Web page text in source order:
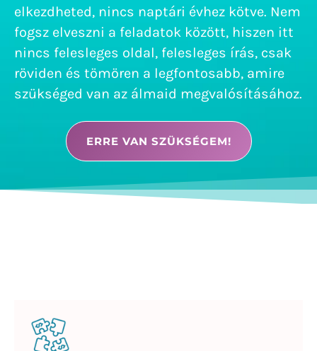
elkezdheted, nincs naptári évhez kötve. Nem
fogsz elveszni a feladatok között, hiszen itt
nincs felesleges oldal, felesleges írás, csak
röviden és tömören a legfontosabb, amire
szükséged van az álmaid megvalósításához.
ERRE VAN SZÜKSÉGEM!